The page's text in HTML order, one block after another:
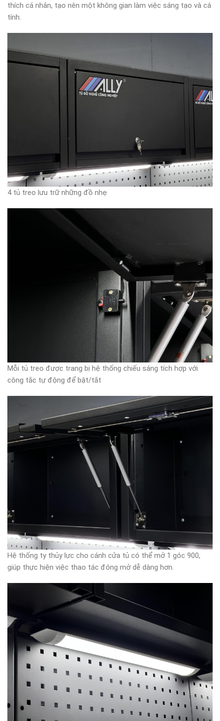
thích cá nhân, tạo nên một không gian làm việc sáng tạo và cá
tính.
4 tủ treo lưu trữ những đồ nhẹ
Mỗi tủ treo được trang bị hệ thống chiếu sáng tích hợp với
công tắc tự động để bật/tắt
Hệ thống ty thủy lực cho cánh cửa tủ có thể mở 1 góc 900,
giúp thực hiện việc thao tác đóng mở dễ dàng hơn.